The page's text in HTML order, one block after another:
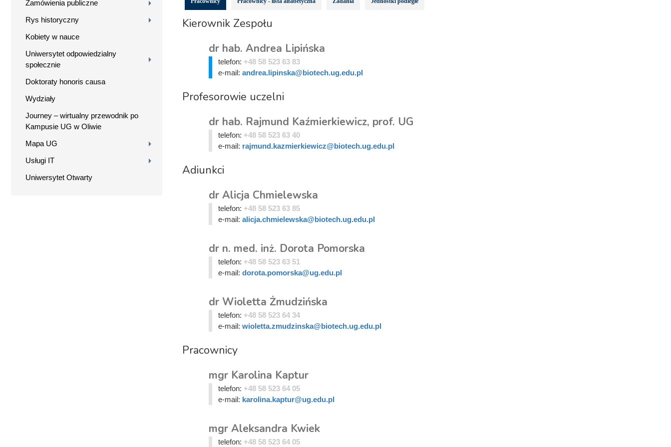
Zamówienia publiczne
Rys historyczny
Kobiety w nauce
Uniwersytet odpowiedzialny
społecznie
Doktoraty honoris causa
Wydziały
Journey – wirtualny przewodnik po
Kampusie UG w Oliwie
Mapa UG
Usługi IT
Uniwersytet Otwarty
Kierownik Zespołu
dr hab. Andrea Lipińska
telefon: +48 58 523 63 83
e-mail: andrea.lipinska@biotech.ug.edu.pl
Profesorowie uczelni
dr hab. Rajmund Kaźmierkiewicz, prof. UG
telefon: +48 58 523 63 40
e-mail: rajmund.kazmierkiewicz@biotech.ug.edu.pl
Adiunkci
dr Alicja Chmielewska
telefon: +48 58 523 63 85
e-mail: alicja.chmielewska@biotech.ug.edu.pl
dr n. med. inż. Dorota Pomorska
telefon: +48 58 523 63 51
e-mail: dorota.pomorska@ug.edu.pl
dr Wioletta Żmudzińska
telefon: +48 58 523 64 34
e-mail: wioletta.zmudzinska@biotech.ug.edu.pl
Pracownicy
mgr Karolina Kaptur
telefon: +48 58 523 64 05
e-mail: karolina.kaptur@ug.edu.pl
mgr Aleksandra Kwiek
telefon: +48 58 523 64 05